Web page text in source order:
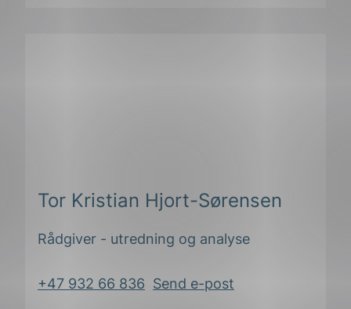
Tor Kristian Hjort-Sørensen
Rådgiver - utredning og analyse
+47 932 66 836 Send e-post